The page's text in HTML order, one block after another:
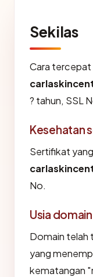
Sekilas
Cara
? tahun, SSL
Kesehatan
Sertifikat
No.
Usia domain
Domain telah
yang
kematangan